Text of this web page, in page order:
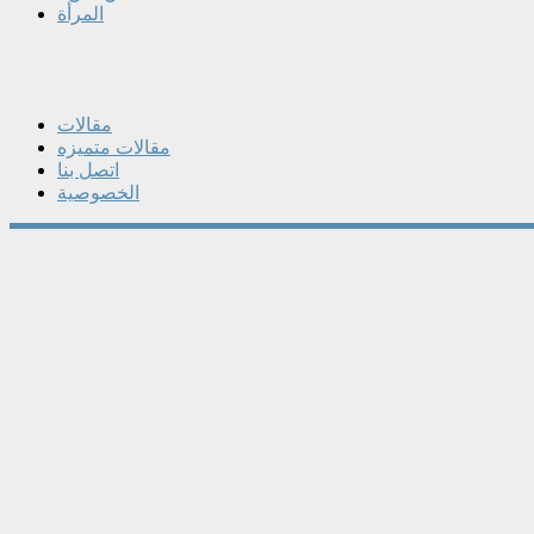
المرأة
مقالات
مقالات متميزه
اتصل بنا
الخصوصية